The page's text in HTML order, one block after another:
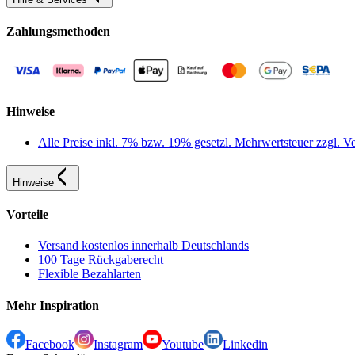
Zahlungsmethoden
Hinweise
Alle Preise inkl. 7% bzw. 19% gesetzl. Mehrwertsteuer zzgl.
Hinweise
Vorteile
Versand kostenlos innerhalb Deutschlands
100 Tage Rückgaberecht
Flexible Bezahlarten
Mehr Inspiration
Facebook Instagram Youtube
Linkedin